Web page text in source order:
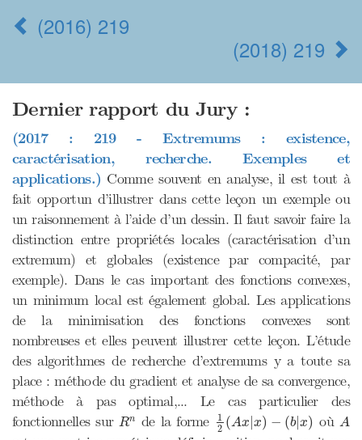
(2016) 219
(2018) 219
Dernier rapport du Jury :
(2017 : 219 - Extremums : existence,
caractérisation, recherche. Exemples et
applications.) Comme souvent en analyse, il est tout à
fait opportun d’illustrer dans cette leçon un exemple ou
un raisonnement à l’aide d’un dessin. Il faut savoir faire la
distinction entre propriétés locales (caractérisation d’un
extremum) et globales (existence par compacité, par
exemple). Dans le cas important des fonctions convexes,
un minimum local est également global. Les applications
de la minimisation des fonctions convexes sont
nombreuses et elles peuvent illustrer cette leçon. L’étude
des algorithmes de recherche d’extremums y a toute sa
place : méthode du gradient et analyse de sa convergence,
méthode à pas optimal,... Le cas particulier des
fonctionnelles surRn
Rn de la forme
1
2 (Ax x) − (b|x)
1 2( A x x) b | ) oùA
A